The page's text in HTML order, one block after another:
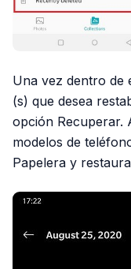
Una vez dentro de
(s) que desea
opción Recuperar.
modelos de
Papelera y